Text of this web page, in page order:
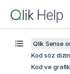
Qlik Sense
Kod söz
Kod ve